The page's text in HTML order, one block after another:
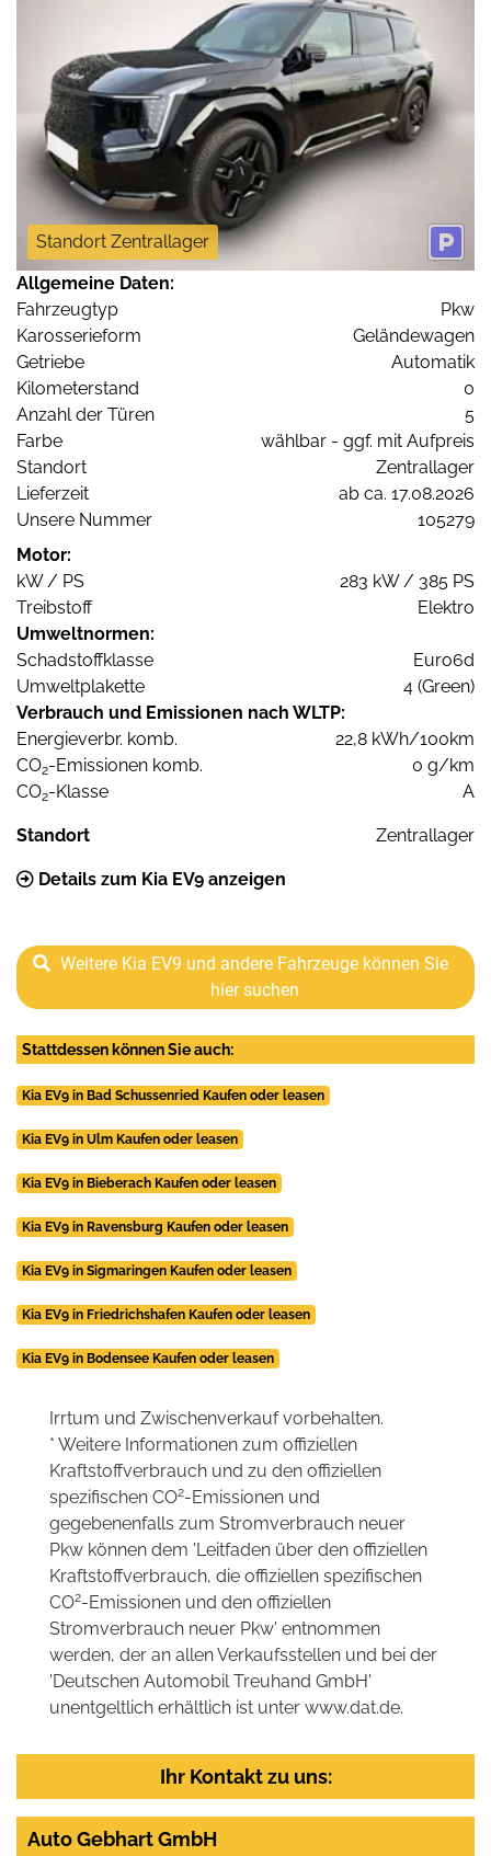
Standort Zentrallager
Allgemeine Daten:
Fahrzeugtyp
Pkw
Karosserieform
Geländewagen
Getriebe
Automatik
Kilometerstand
0
Anzahl der Türen
5
Farbe
wählbar - ggf. mit Aufpreis
Standort
Zentrallager
Lieferzeit
ab ca. 17.08.2026
Unsere Nummer
105279
Motor:
kW / PS
283 kW / 385 PS
Treibstoff
Elektro
Umweltnormen:
Schadstoffklasse
Euro6d
Umweltplakette
4 (Green)
Verbrauch und Emissionen nach WLTP:
Energieverbr. komb.
22,8 kWh/100km
CO2-Emissionen komb.
0 g/km
CO2-Klasse A
Standort Zentrallager
Details zum Kia EV9 anzeigen
Weitere Kia EV9 und andere Fahrzeuge können Sie
hier suchen
Stattdessen können Sie auch:
Kia EV9 in Bad Schussenried Kaufen oder leasen
Kia EV9 in Ulm Kaufen oder leasen
Kia EV9 in Bieberach Kaufen oder leasen
Kia EV9 in Ravensburg Kaufen oder leasen
Kia EV9 in Sigmaringen Kaufen oder leasen
Kia EV9 in Friedrichshafen Kaufen oder leasen
Kia EV9 in Bodensee Kaufen oder leasen
Irrtum und Zwischenverkauf vorbehalten.
* Weitere Informationen zum offiziellen
Kraftstoffverbrauch und zu den offiziellen
spezifischen CO2-Emissionen und
gegebenenfalls zum Stromverbrauch neuer
Pkw können dem 'Leitfaden über den offiziellen
Kraftstoffverbrauch, die offiziellen spezifischen
CO2-Emissionen und den offiziellen
Stromverbrauch neuer Pkw' entnommen
werden, der an allen Verkaufsstellen und bei der
'Deutschen Automobil Treuhand GmbH'
unentgeltlich erhältlich ist unter www.dat.de.
Ihr Kontakt zu uns:
Auto Gebhart GmbH